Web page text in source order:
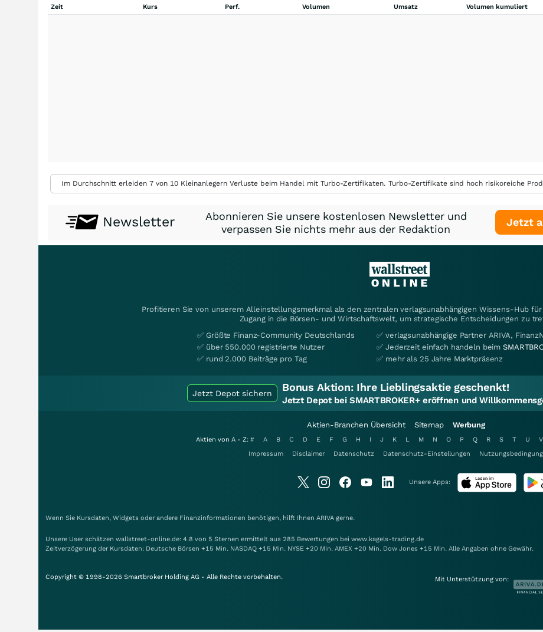
Zeit Kurs Perf. Volumen Umsatz Volumen kumuliert
Im Durchschnitt erleiden 7 von 10 Kleinanlegern Verluste beim Handel mit Turbo-Zertifikaten. Turbo-Zertifikate sind hoch risikoreiche
Newsletter
Abonnieren Sie unsere kostenlosen Newsletter und
verpassen Sie nichts mehr aus der Redaktion
Jetzt
Profitieren Sie von unserem Alleinstellungsmerkmal als den zentralen verlagsunabhängigen Wissens-Hub
Zugang in die Börsen- und Wirtschaftswelt, um strategische Entscheidungen zu
✅ Größte Finanz-Community Deutschlands
✅ über 550.000 registrierte Nutzer
✅ rund 2.000 Beiträge pro Tag
✅ verlagsunabhängige Partner ARIVA,
✅ Jederzeit einfach handeln beim
✅ mehr als 25 Jahre Marktpräsenz
Jetzt Depot sichern Bonus Aktion: Ihre Lieblingsaktie geschenkt!
Jetzt Depot bei SMARTBROKER+ eröffnen und
Aktien-Branchen Übersicht Sitemap Werbung
Aktien von A - Z: # A B C D E F G H I J K L M N O P Q R S T U V
Impressum
Disclaimer Datenschutz Datenschutz-Einstellungen
Unsere Apps:
Wenn Sie Kursdaten, Widgets oder andere Finanzinformationen benötigen, hilft Ihnen ARIVA gerne.
Unsere User schätzen wallstreet-online.de: 4.8 von 5 Sternen ermittelt aus 285 Bewertungen bei www.kagels-trading.de
Zeitverzögerung der Kursdaten: Deutsche Börsen +15 Min. NASDAQ +15 Min. NYSE +20 Min. AMEX +20 Min. Dow Jones +15 Min. Alle Angaben ohne Gewähr.
Copyright © 1998-2026 Smartbroker Holding AG - Alle Rechte vorbehalten. Mit Unterstützung von: